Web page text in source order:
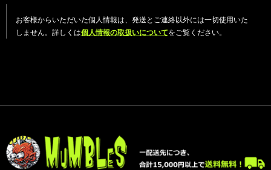
お客様からいただいた個人情報は、発送とご連絡以外には一切使用いた
しません。詳しくは個人情報の取扱いについてをご覧ください。